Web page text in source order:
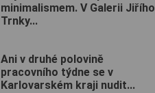
minimalismem. V Galerii Jiřího
Trnky...
Ani v druhé polovině
pracovního týdne se v
Karlovarském kraji nudit...